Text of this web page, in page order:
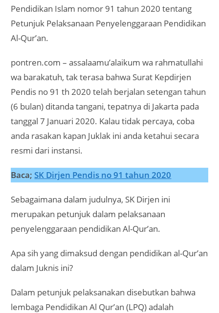
Pendidikan Islam nomor 91 tahun 2020 tentang
Petunjuk Pelaksanaan Penyelenggaraan Pendidikan
Al-Qur’an.
pontren.com – assalaamu’alaikum wa rahmatullahi
wa barakatuh, tak terasa bahwa Surat Kepdirjen
Pendis no 91 th 2020 telah berjalan setengan tahun
(6 bulan) ditanda tangani, tepatnya di Jakarta pada
tanggal 7 Januari 2020. Kalau tidak percaya, coba
anda rasakan kapan Juklak ini anda ketahui secara
resmi dari instansi.
Baca; SK Dirjen Pendis no 91 tahun 2020
Sebagaimana dalam judulnya, SK Dirjen ini
merupakan petunjuk dalam pelaksanaan
penyelenggaraan pendidikan Al-Qur’an.
Apa sih yang dimaksud dengan pendidikan al-Qur’an
dalam Juknis ini?
Dalam petunjuk pelaksanakan disebutkan bahwa
lembaga Pendidikan Al Qur’an (LPQ) adalah